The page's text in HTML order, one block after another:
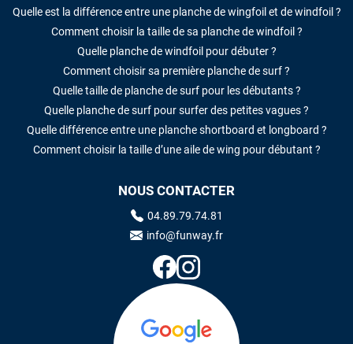
Quelle est la différence entre une planche de wingfoil et de windfoil ?
Comment choisir la taille de sa planche de windfoil ?
Quelle planche de windfoil pour débuter ?
Comment choisir sa première planche de surf ?
Quelle taille de planche de surf pour les débutants ?
Quelle planche de surf pour surfer des petites vagues ?
Quelle différence entre une planche shortboard et longboard ?
Comment choisir la taille d’une aile de wing pour débutant ?
NOUS CONTACTER
04.89.79.74.81
info@funway.fr